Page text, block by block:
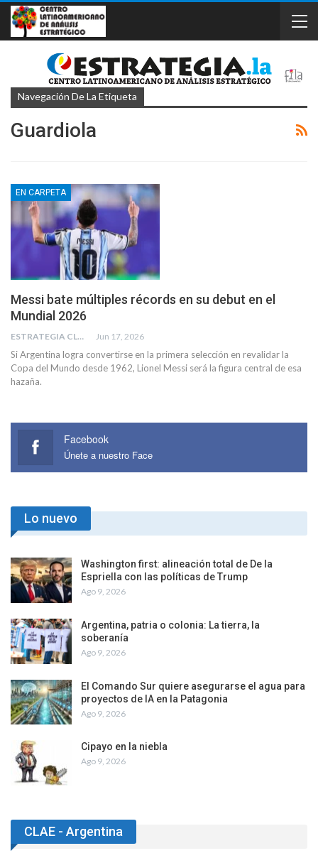
Navegación De La Etiqueta
Guardiola
EN CARPETA
Messi bate múltiples récords en su debut en el
Mundial 2026
ESTRATEGIA CLAE Jun 17, 2026
Si Argentina logra convertirse en la primera selección en revalidar la
Copa del Mundo desde 1962, Lionel Messi será la figura central de esa
hazaña.
Facebook
Únete a nuestro Face
Lo nuevo
Washington first: alineación total de De la
Espriella con las políticas de Trump
Ago 9, 2026
Argentina, patria o colonia: La tierra, la
soberanía
Ago 9, 2026
El Comando Sur quiere asegurarse el agua para
proyectos de IA en la Patagonia
Ago 9, 2026
Cipayo en la niebla
Ago 9, 2026
CLAE - Argentina